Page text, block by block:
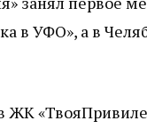
в УФО», а в